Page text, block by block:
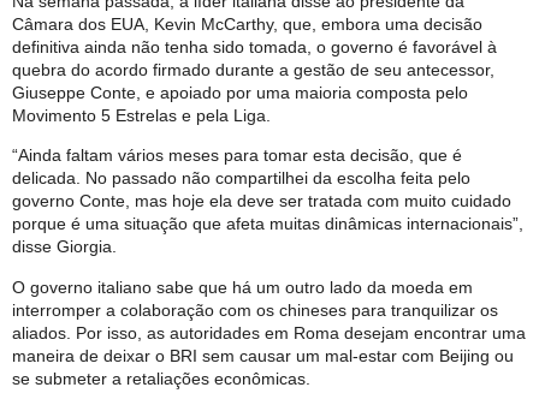
Câmara dos EUA, Kevin McCarthy, que, embora uma decisão
definitiva ainda não tenha sido tomada, o governo é favorável à
quebra do acordo firmado durante a gestão de seu antecessor,
Giuseppe Conte, e apoiado por uma maioria composta pelo
Movimento 5 Estrelas e pela Liga.
“Ainda faltam vários meses para tomar esta decisão, que é
delicada. No passado não compartilhei da escolha feita pelo
governo Conte, mas hoje ela deve ser tratada com muito cuidado
porque é uma situação que afeta muitas dinâmicas internacionais”,
disse Giorgia.
O governo italiano sabe que há um outro lado da moeda em
interromper a colaboração com os chineses para tranquilizar os
aliados. Por isso, as autoridades em Roma desejam encontrar uma
maneira de deixar o BRI sem causar um mal-estar com Beijing ou
se submeter a retaliações econômicas.